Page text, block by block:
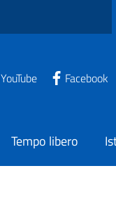
YouTube Facebook
Tempo libero